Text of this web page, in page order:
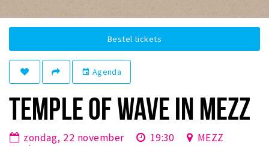
Winkels
Parkeren
Musea, theaters & podia
Bestel tickets
event Agenda
TEMPLE OF WAVE IN MEZZ
zondag, 22 november 19:30
MEZZ